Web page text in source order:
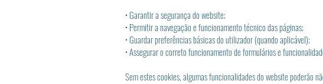
• Garantir a segurança do website;
• Permitir a navegação e funcionamento técnico das páginas;
• Guardar preferências básicas do utilizador (quando aplicável);
• Assegurar o correto funcionamento de formulários e
Sem estes cookies, algumas funcionalidades do website poderão